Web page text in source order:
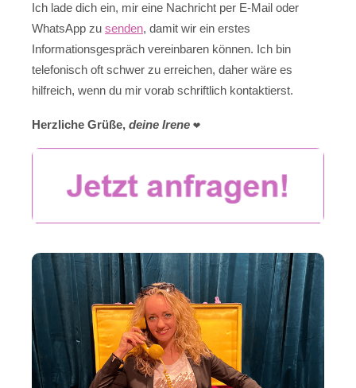
Ich lade dich ein, mir eine Nachricht per E-Mail oder
WhatsApp zu senden, damit wir ein erstes
Informationsgespräch vereinbaren können. Ich bin
telefonisch oft schwer zu erreichen, daher wäre es
hilfreich, wenn du mir vorab schriftlich kontaktierst.
Herzliche Grüße, deine Irene ❤️